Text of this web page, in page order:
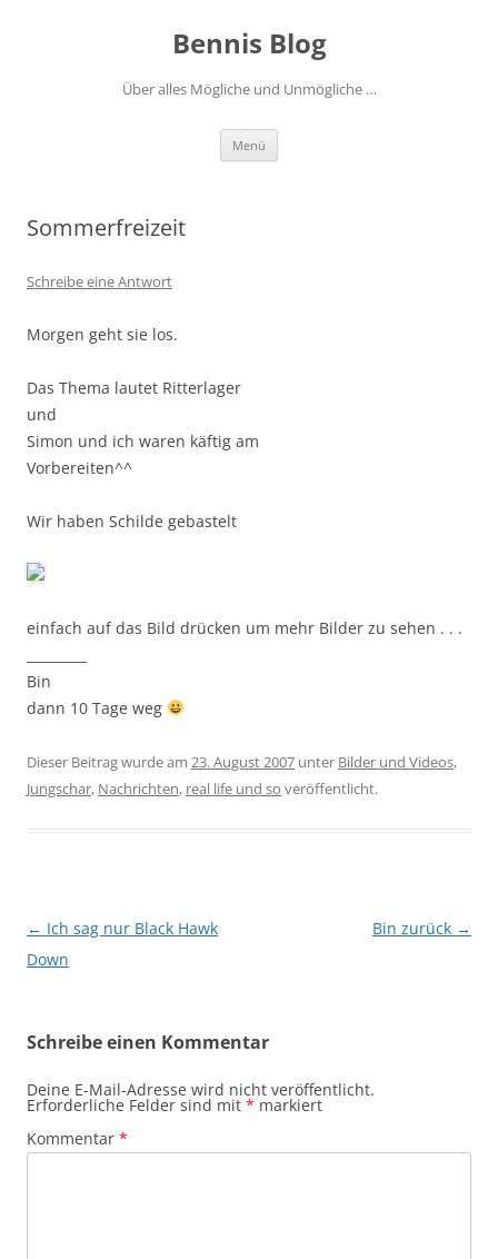
Bennis Blog
Über alles Mögliche und Unmögliche …
Menü
Sommerfreizeit
Schreibe eine Antwort
Morgen geht sie los.
Das Thema lautet Ritterlager
und
Simon und ich waren käftig am
Vorbereiten^^
Wir haben Schilde gebastelt
einfach auf das Bild drücken um mehr Bilder zu sehen . . .
Bin
dann 10 Tage weg
Dieser Beitrag wurde am 23. August 2007 unter Bilder und Videos,
Jungschar, Nachrichten, real life und so veröffentlicht.
Beitragsnavigation
← Ich sag nur Black Hawk
Down
Bin zurück →
Schreibe einen Kommentar
Deine E-Mail-Adresse wird nicht veröffentlicht.
Erforderliche Felder sind mit * markiert
Kommentar *